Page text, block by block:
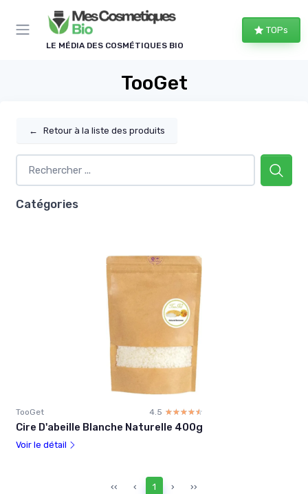
LE MÉDIA DES COSMÉTIQUES BIO
TOPs
TooGet
← Retour à la liste des produits
Catégories
TooGet 4.5 ☆☆☆☆☆
★★★★★
Cire D'abeille Blanche Naturelle 400g
Voir le détail
‹‹ ‹ 1 › ››
Panneau de gestion des cookies